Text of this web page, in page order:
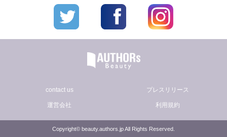
contact us プレスリリース
運営会社 利用規約
Copyright© beauty.authors.jp All Rights Reserved.